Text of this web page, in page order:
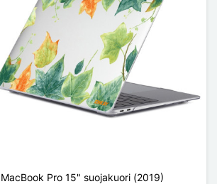
MacBook Pro 15" suojakuori (2019)